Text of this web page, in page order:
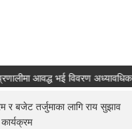
आवद्ध भई विवरण अध्यावधिक गर्ने
बजेट तर्जुमाका लागि राय सुझाव